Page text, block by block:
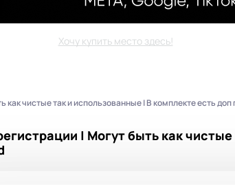
Хочу купить место здесь!
чистые так и использованные | В комплекте есть
| Могут быть как